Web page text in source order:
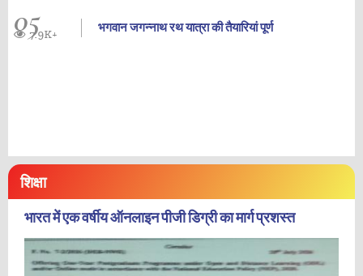
05 भगवान जगन्नाथ रथ यात्रा की तैयारियां पूर्ण
7.9K+
शिक्षा
भारत में एक वर्षीय ऑनलाइन पीजी डिग्री का मार्ग प्रशस्त